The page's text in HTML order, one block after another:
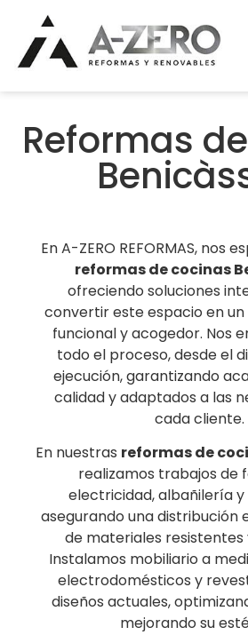
Reformas
En A-ZERO REFORMAS, nos
reformas de cocinas
ofreciendo soluciones
convertir este espacio en
funcional y acogedor. Nos
todo el proceso, desde el
ejecución, garantizando
calidad y adaptados a las
cada cliente.
En nuestras reformas de
realizamos trabajos de
electricidad, albañilería
asegurando una distribución
de materiales resistentes
Instalamos mobiliario a
electrodomésticos y
diseños actuales,
mejorando su